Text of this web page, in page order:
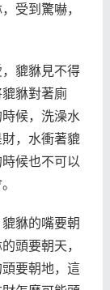
受到驚嚇，
貔貅見不得
貅對著廁
候，洗澡水
，水衝著貔
候也不可以
貅的嘴要朝
頭要朝天，
要朝地，這